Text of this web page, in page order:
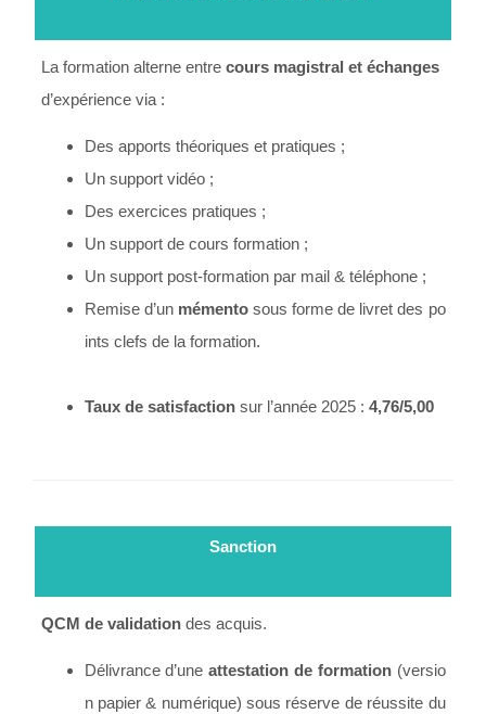
La formation alterne entre cours magistral et échanges
d’expérience via :
Des apports théoriques et pratiques ;
Un support vidéo ;
Des exercices pratiques ;
Un support de cours formation ;
Un support post-formation par mail & téléphone ;
Remise d’un mémento sous forme de livret des po
ints clefs de la formation.
Taux de satisfactionsur l’année 2025 : 4,76/5,00
Sanction
QCM de validationdes acquis.
Délivrance d’uneattestation de formation(versio
n papier & numérique) sous réserve de réussite du